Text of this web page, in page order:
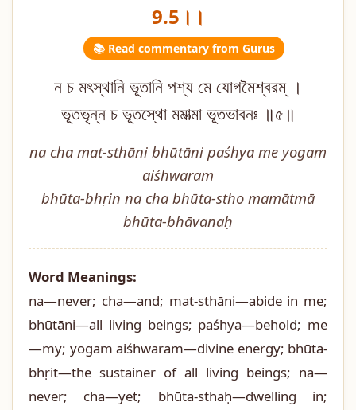
9.5।।
📚 Read commentary from Gurus
ন চ মৎস্থানি ভূতানি পশ্য মে যোগমৈশ্বরম্ ।
ভূতভৃন্ন চ ভূতস্থো মমাত্মা ভূতভাবনঃ ॥৫॥
na cha mat-sthāni bhūtāni paśhya me yogam
aiśhwaram
bhūta-bhṛin na cha bhūta-stho mamātmā
bhūta-bhāvanaḥ
Word Meanings:
na—never; cha—and; mat-sthāni—abide in me;
bhūtāni—all living beings; paśhya—behold; me
—my; yogam aiśhwaram—divine energy; bhūta-
bhṛit—the sustainer of all living beings; na—
never; cha—yet; bhūta-sthaḥ—dwelling in;